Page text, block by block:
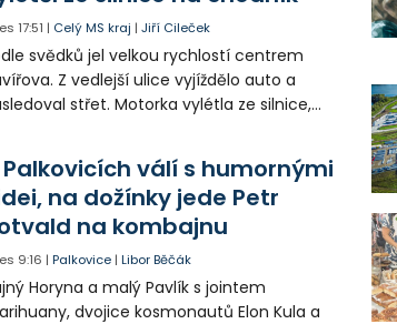
17:51 | Celý MS kraj |Jiří Cileček
svědků jel velkou rychlostí centrem
Z vedlejší ulice vyjíždělo auto a
střet. Motorka vylétla ze silnice,
přepraven do nemocnice.
Palkovicích válí s humornými
na dožínky jede Petr
na kombajnu
9:16 |Palkovice |Libor Běčák
Horyna a malý Pavlík s jointem
dvojice kosmonautů Elon Kula a